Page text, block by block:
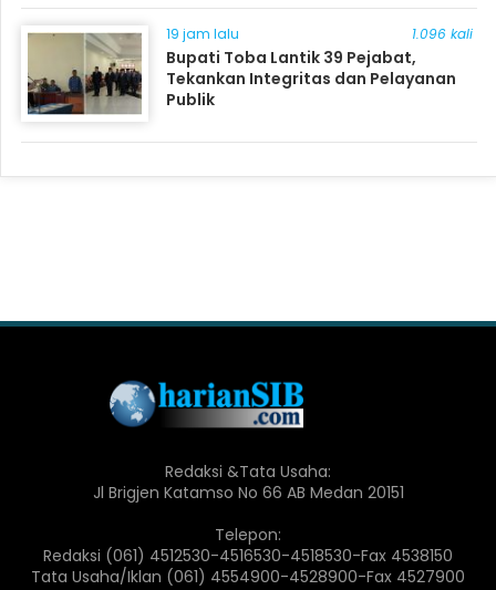
19 jam lalu 1.096 kali
Bupati Toba Lantik 39 Pejabat,
Tekankan Integritas dan Pelayanan
Publik
Redaksi &Tata Usaha:
Jl Brigjen Katamso No 66 AB Medan 20151
Telepon:
Redaksi (061) 4512530-4516530-4518530-Fax 4538150
Tata Usaha/Iklan (061) 4554900-4528900-Fax 4527900